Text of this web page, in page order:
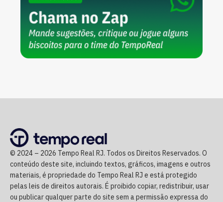
© 2024 – 2026 Tempo Real RJ. Todos os Direitos Reservados. O
conteúdo deste site, incluindo textos, gráficos, imagens e outros
materiais, é propriedade do Tempo Real RJ e está protegido
pelas leis de direitos autorais. É proibido copiar, redistribuir, usar
ou publicar qualquer parte do site sem a permissão expressa do